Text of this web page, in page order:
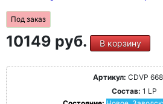
Под заказ
10149 руб. В корзину
Артикул: CDVP
Состав: 1 LP